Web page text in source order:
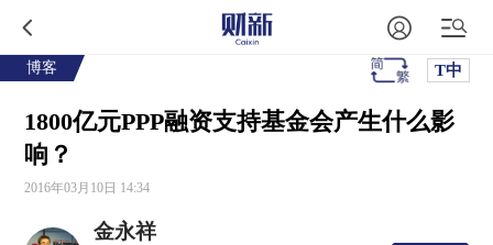
博客 T中
1800亿元PPP融资支持基金会产生什么影
响？
2016年03月10日 14:34
金永祥